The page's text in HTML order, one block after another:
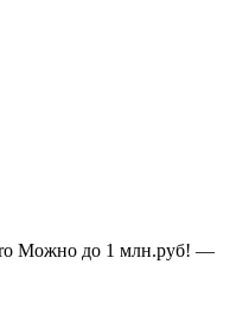
Можно до 1 млн.руб! —